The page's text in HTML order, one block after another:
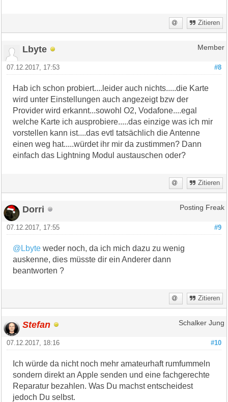
Zitieren
Lbyte Member
#8
07.12.2017, 17:53
Hab ich schon probiert....leider auch nichts.....die Karte
wird unter Einstellungen auch angezeigt bzw der
Provider wird erkannt...sowohl O2, Vodafone....egal
welche Karte ich ausprobiere.....das einzige was ich mir
vorstellen kann ist....das evtl tatsächlich die Antenne
einen weg hat.....würdet ihr mir da zustimmen? Dann
einfach das Lightning Modul austauschen oder?
Zitieren
Dorri Posting Freak
#9
07.12.2017, 17:55
@Lbyte weder noch, da ich mich dazu zu wenig
auskenne, dies müsste dir ein Anderer dann
beantworten ?
Zitieren
Stefan Schalker Jung
#10
07.12.2017, 18:16
Ich würde da nicht noch mehr amateurhaft rumfummeln
sondern direkt an Apple senden und eine fachgerechte
Reparatur bezahlen. Was Du machst entscheidest
jedoch Du selbst.